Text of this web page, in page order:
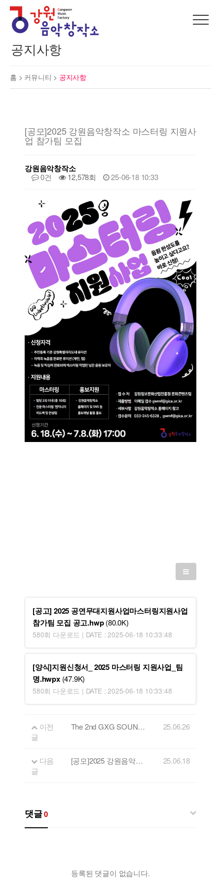
공지사항
홈 > 커뮤니티 > 공지사항
[공모]2025 강원음악창작소 마스터링 지원사
업 참가팀 모집
강원음악창작소
0건 12,578회 25-06-18 10:33
[공고] 2025 공연무대지원사업마스터링지원사업
참가팀 모집 공고.hwp(80.0K)
580회 다운로드 | DATE : 2025-06-18 10:33:48
[양식]지원신청서_ 2025 마스터링 지원사업_팀
명.hwpx(47.9K)
580회 다운로드 | DATE : 2025-06-18 10:33:48
이전
글
The 2nd GXG SOUND TRACK 25.06.26
다음
글
[공모]2025 강원음악창작소 공연무대 지원사업 참가팀 모집 25.06.18
댓글0
등록된 댓글이 없습니다.